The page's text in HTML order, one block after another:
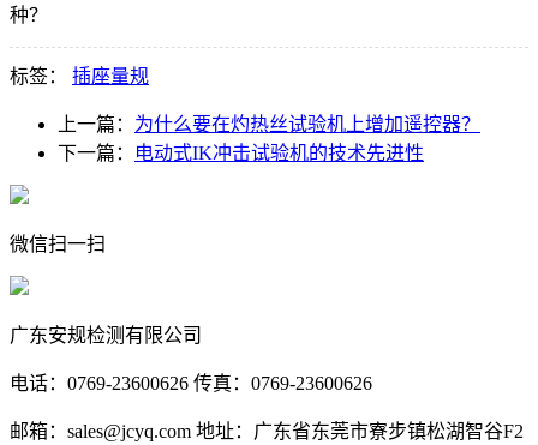
种？
标签： 插座量规
上一篇： 为什么要在灼热丝试验机上增加遥控器？
下一篇：
电动式IK冲击试验机的技术先进性
微信扫一扫
广东安规检测有限公司
电话：0769-23600626 传真：0769-23600626
邮箱：sales@jcyq.com 地址：广东省东莞市寮步镇松湖智谷F2